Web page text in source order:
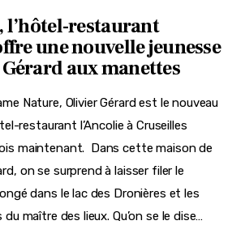
l’hôtel-restaurant
une nouvelle jeunesse
aux manettes
Nature, Olivier Gérard est le nouveau
restaurant l’Ancolie à Cruseilles
maintenant.  Dans cette maison de
on se surprend à laisser filer le
dans le lac des Dronières et les
maître des lieux. Qu’on se le dise…